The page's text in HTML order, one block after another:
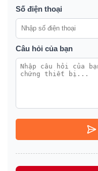
Số điện thoại
Câu hỏi của bạn